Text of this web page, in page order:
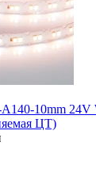
10mm
ЦТ)